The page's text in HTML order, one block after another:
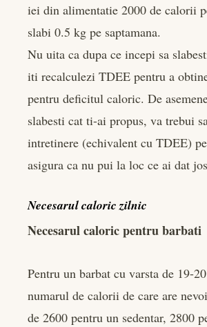
iei din alimentatie 2000 de calorii
slabi 0.5 kg pe saptamana.
Nu uita ca dupa ce incepi sa
iti recalculezi TDEE pentru a
pentru deficitul caloric. De
slabesti cat ti-ai propus, va trebui
intretinere (echivalent cu TDEE)
asigura ca nu pui la loc ce ai dat
Necesarul caloric zilnic
Necesarul caloric pentru barbati
Pentru un barbat cu varsta de 19-
numarul de calorii de care are
de 2600 pentru un sedentar, 2800